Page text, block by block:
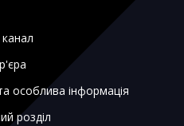
особлива інформація
розділ